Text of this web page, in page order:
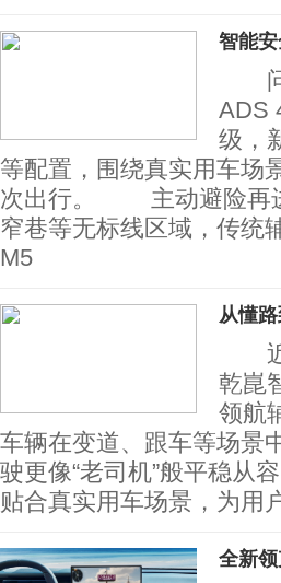
智能
问
ADS
级，
等配置，围绕真实用车场
次出行。 主动避险再
窄巷等无标线区域，传统
M5
从懂
近
乾崑
领航
车辆在变道、跟车等场景
驶更像“老司机”般平稳从
贴合真实用车场景，为用
全新